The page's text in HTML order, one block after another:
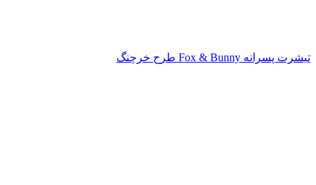
تیشرت پسرانه Fox & Bunny طرح خرچنگ